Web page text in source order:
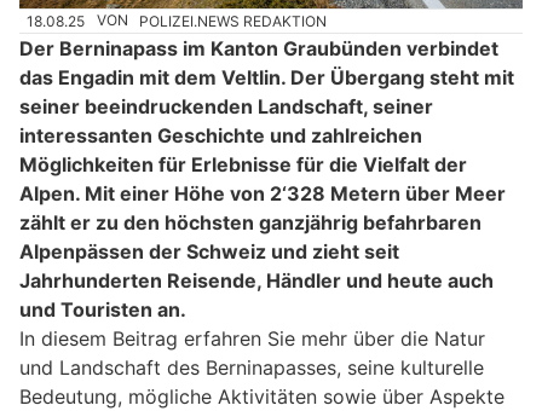
18.08.25 VON POLIZEI.NEWS REDAKTION
Der Berninapass im Kanton Graubünden verbindet
das Engadin mit dem Veltlin. Der Übergang steht mit
seiner beeindruckenden Landschaft, seiner
interessanten Geschichte und zahlreichen
Möglichkeiten für Erlebnisse für die Vielfalt der
Alpen. Mit einer Höhe von 2‘328 Metern über Meer
zählt er zu den höchsten ganzjährig befahrbaren
Alpenpässen der Schweiz und zieht seit
Jahrhunderten Reisende, Händler und heute auch
und Touristen an.
In diesem Beitrag erfahren Sie mehr über die Natur
und Landschaft des Berninapasses, seine kulturelle
Bedeutung, mögliche Aktivitäten sowie über Aspekte